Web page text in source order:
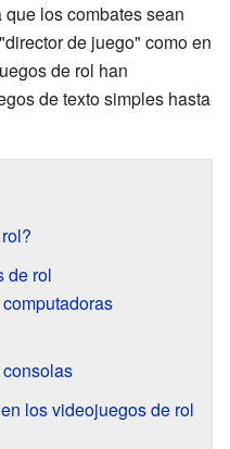
los combates sean
de juego" como en
de rol han
de texto simples hasta
de rol
los videojuegos de rol